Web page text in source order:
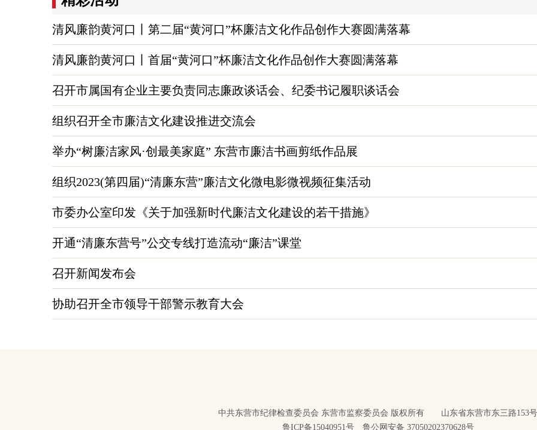
清风廉韵黄河口丨第二届“黄河口”杯廉洁文化作品创作大赛圆满落幕
清风廉韵黄河口丨首届“黄河口”杯廉洁文化作品创作大赛圆满落幕
召开市属国有企业主要负责同志廉政谈话会、纪委书记履职谈话会
组织召开全市廉洁文化建设推进交流会
举办“树廉洁家风·创最美家庭” 东营市廉洁书画剪纸作品展
组织2023(第四届)“清廉东营”廉洁文化微电影微视频征集活动
市委办公室印发《关于加强新时代廉洁文化建设的若干措施》
开通“清廉东营号”公交专线打造流动“廉洁”课堂
召开新闻发布会
协助召开全市领导干部警示教育大会
中共东营市纪律检查委员会 东营市监察委员会 版权所有 山东省东营市东三路153号
鲁ICP备15040951号
鲁公网安备 37050202370628号